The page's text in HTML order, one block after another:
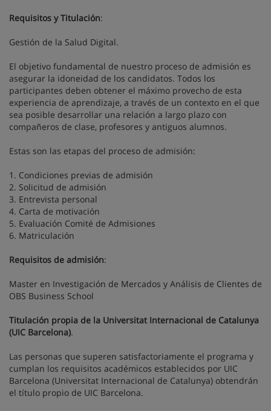
Requisitos y Titulación:
Gestión de la Salud Digital.
El objetivo fundamental de nuestro proceso de admisión es
asegurar la idoneidad de los candidatos. Todos los
participantes deben obtener el máximo provecho de esta
experiencia de aprendizaje, a través de un contexto en el que
sea posible desarrollar una relación a largo plazo con
compañeros de clase, profesores y antiguos alumnos.
Estas son las etapas del proceso de admisión:
1. Condiciones previas de admisión
2. Solicitud de admisión
3. Entrevista personal
4. Carta de motivación
5. Evaluación Comité de Admisiones
6. Matriculación
Requisitos de admisión:
Master en Investigación de Mercados y Análisis de Clientes de
OBS Business School
Titulación propia de la Universitat Internacional de Catalunya
(UIC Barcelona).
Las personas que superen satisfactoriamente el programa y
cumplan los requisitos académicos establecidos por UIC
Barcelona (Universitat Internacional de Catalunya) obtendrán
el título propio de UIC Barcelona.